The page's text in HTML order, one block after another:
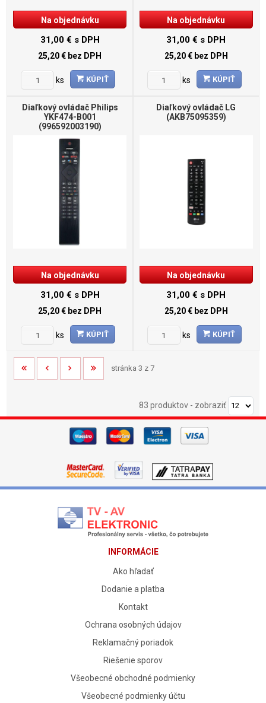
Na objednávku
31,00 € s DPH
25,20 € bez DPH
ks KÚPIŤ
Na objednávku
31,00 € s DPH
25,20 € bez DPH
ks KÚPIŤ
Diaľkový ovládač Philips
YKF474-B001
(996592003190)
Na objednávku
31,00 € s DPH
25,20 € bez DPH
ks KÚPIŤ
Diaľkový ovládač LG
(AKB75095359)
Na objednávku
31,00 € s DPH
25,20 € bez DPH
ks KÚPIŤ
stránka 3 z 7
83 produktov- zobraziť
INFORMÁCIE
Ako hľadať
Dodanie a platba
Kontakt
Ochrana osobných údajov
Reklamačný poriadok
Riešenie sporov
Všeobecné obchodné podmienky
Všeobecné podmienky účtu